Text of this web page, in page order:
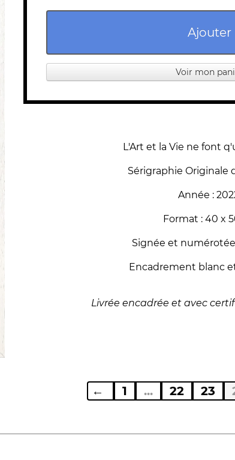
Ajouter
Voir mon
L'Art et la Vie ne font
Sérigraphie Originale
Année :
Format : 40 x
Signée et numérotée
Encadrement blanc
Livrée encadrée et avec
← 1 ... 22 23